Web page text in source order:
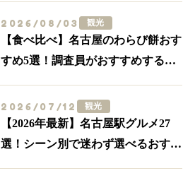
2026/08/03 観光
【食べ比べ】名古屋のわらび餅おす
すめ5選！調査員がおすすめする外
2026/07/12 観光
【2026年最新】名古屋駅グルメ27
選！シーン別で迷わず選べるおすす